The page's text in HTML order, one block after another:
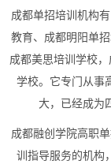
成都单招培训机构
教育、成都明阳单
成都美思培训学校
学校。它专门从事
大，已经成为
成都融创学院高职
训指导服务的机构